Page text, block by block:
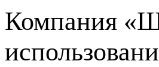
Компания